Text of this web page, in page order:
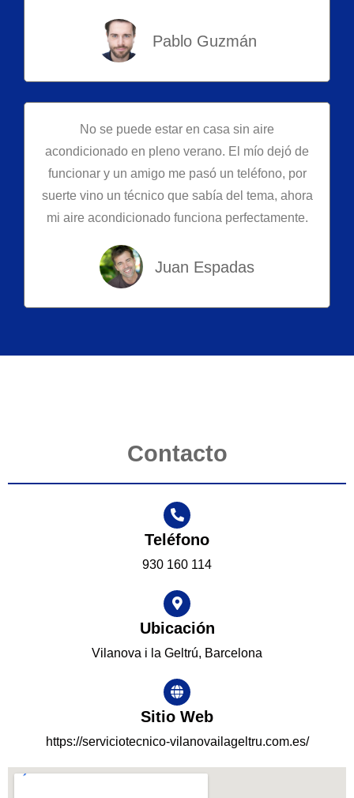
Pablo Guzmán
No se puede estar en casa sin aire
acondicionado en pleno verano. El mío dejó de
funcionar y un amigo me pasó un teléfono, por
suerte vino un técnico que sabía del tema, ahora
mi aire acondicionado funciona perfectamente.
Juan Espadas
Contacto
Teléfono
930 160 114
Ubicación
Vilanova i la Geltrú, Barcelona
Sitio Web
https://serviciotecnico-vilanovailageltru.com.es/